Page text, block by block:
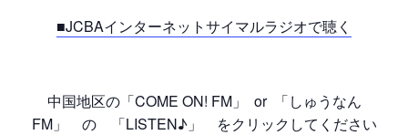
■JCBAインターネットサイマルラジオで聴く
中国地区の「COME ON! FM」 or 「しゅうなん
FM」 の 「LISTEN♪」 をクリックしてください